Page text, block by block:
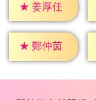
★ 姜厚任
★ 鄭仲茵